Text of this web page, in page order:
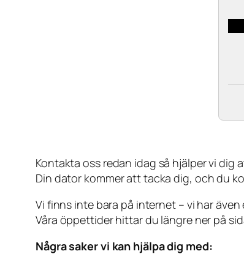
Kontakta oss redan idag så hjälper vi
Din dator kommer att tacka dig, och du
Vi finns inte bara på internet – vi har
Våra öppettider hittar du längre ner på
Några saker vi kan hjälpa dig med: